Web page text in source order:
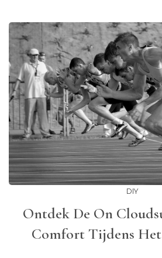
DIY
Ontdek De On
Comfort Tijdens